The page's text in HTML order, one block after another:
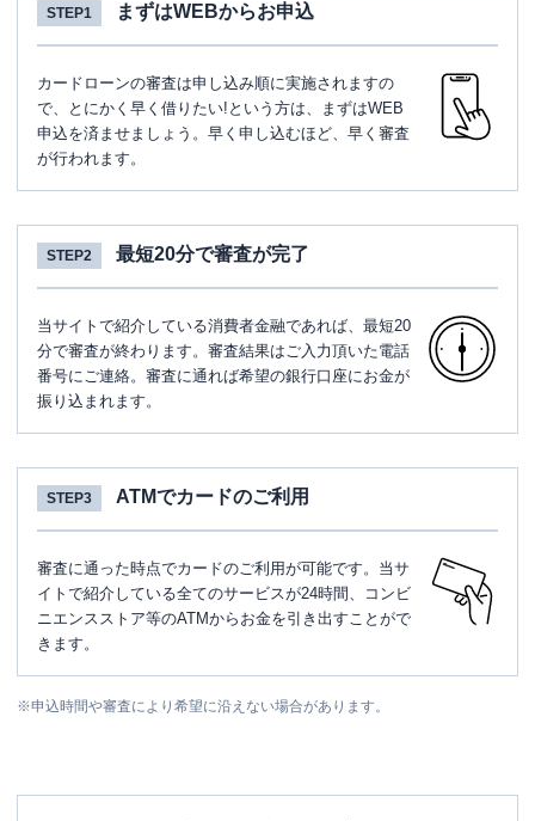
STEP1 まずはWEBからお申込
カードローンの審査は申し込み順に実施されますの
で、とにかく早く借りたい!という方は、まずはWEB
申込を済ませましょう。早く申し込むほど、早く審査
が行われます。
STEP2 最短20分で審査が完了
当サイトで紹介している消費者金融であれば、最短20
分で審査が終わります。審査結果はご入力頂いた電話
番号にご連絡。審査に通れば希望の銀行口座にお金が
振り込まれます。
STEP3 ATMでカードのご利用
審査に通った時点でカードのご利用が可能です。当サ
イトで紹介している全てのサービスが24時間、コンビ
ニエンスストア等のATMからお金を引き出すことがで
きます。
※申込時間や審査により希望に沿えない場合があります。